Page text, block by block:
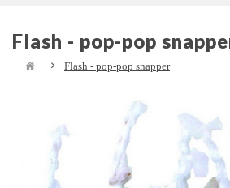
Flash - pop-pop
Flash - pop-pop snapper